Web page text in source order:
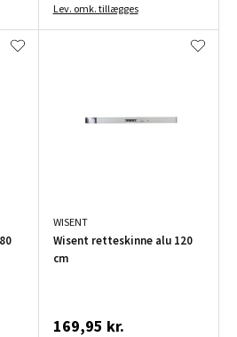
Lev. omk. tillægges
WISENT
Wisent retteskinne alu 120
cm
169,95 kr.